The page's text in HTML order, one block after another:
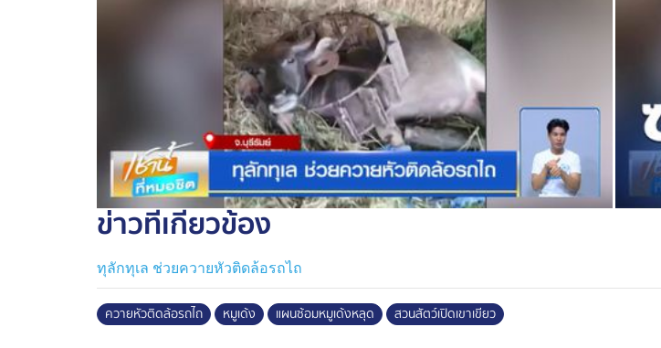
นายณรงวิทย์ ชดช้อย ผู้อำนวยการสวนสัตว์เปิดเขาเขียว เผยการซักซ้อมแผนรับมือ
สัตว์หลุด เป็นส่วนหนึ่งของมาตรการความปลอดภัยประจำปีงบประมาณ 2568 เพื่อ
ป้องกันการบาดเจ็บหรือสูญเสียชีวิต สร้างความมั่นใจด้านความปลอดภัยให้แก่
พนักงานดูแลสัตว์ และนักท่องเที่ยวที่เข้ามาเยี่ยมชมสวนสัตว์เปิดเขาเขียว
ข่าวที่เกี่ยวข้อง
ทุลักทุเล ช่วยควายหัวติดล้อรถไถ
ควายหัวติดล้อรถไถ หมูเด้ง แผนซ้อมหมูเด้งหลุด สวนสัตว์เปิดเขาเขียว